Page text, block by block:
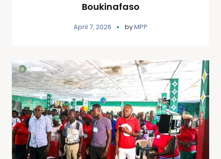
Boukinafaso
April 7, 2026 byMPP